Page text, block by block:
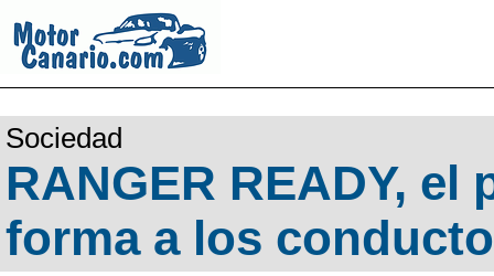
Sociedad
RANGER READY,
forma a los